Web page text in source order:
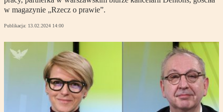
w magazynie „Rzecz o prawie”.
Publikacja: 13.02.2024 14:00